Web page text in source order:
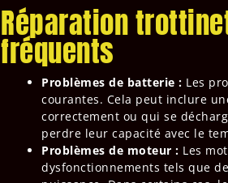
Réparation
fréquents
Problèmes de batterie : Les
courantes. Cela peut inclure
correctement ou qui se
perdre leur capacité avec le
Problèmes de moteur : Les
dysfonctionnements tels que